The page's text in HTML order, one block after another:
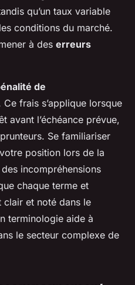
qu’un taux variable
conditions du marché.
à des erreurs
de
Ce frais s’applique lorsque
avant l’échéance prévue,
Se familiariser
position lors de la
incompréhensions
chaque terme et
et noté dans le
terminologie aide à
le secteur complexe de